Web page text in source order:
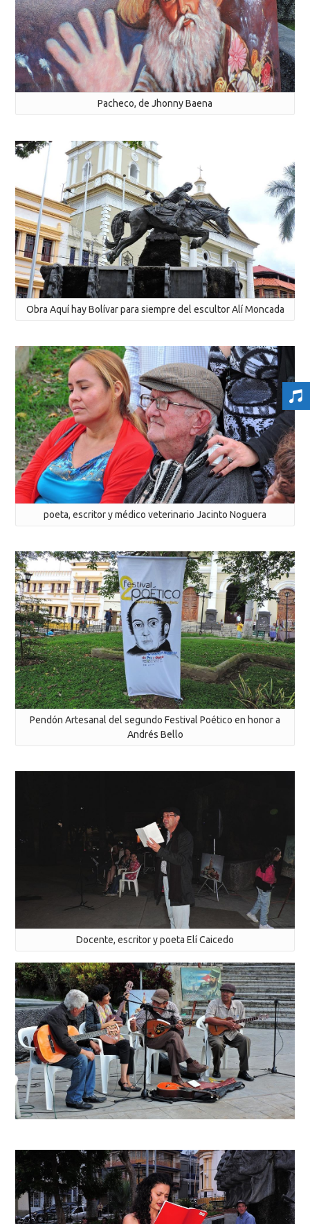
Pacheco, de Jhonny Baena
Obra Aquí hay Bolívar para siempre del escultor Alí Moncada
poeta, escritor y médico veterinario Jacinto Noguera
Pendón Artesanal del segundo Festival Poético en honor a
Andrés Bello
Docente, escritor y poeta Elí Caicedo